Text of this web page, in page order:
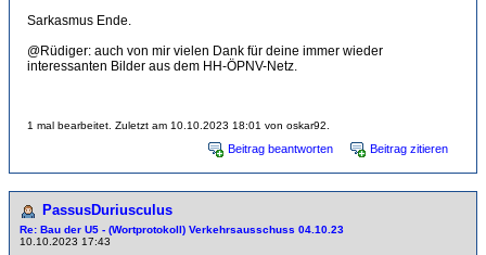
Sarkasmus Ende.
@Rüdiger: auch von mir vielen Dank für deine immer wieder
interessanten Bilder aus dem HH-ÖPNV-Netz.
1 mal bearbeitet. Zuletzt am 10.10.2023 18:01 von oskar92.
Beitrag beantworten Beitrag zitieren
PassusDuriusculus
Re: Bau der U5 - (Wortprotokoll) Verkehrsausschuss 04.10.23
10.10.2023 17:43